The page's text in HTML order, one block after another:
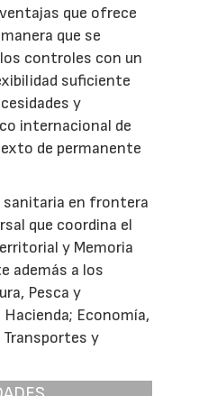
que ofrece
que se
controles con un
suficiente
y
internacional de
de permanente
sanitaria en frontera
que coordina el
y Memoria
además a los
Pesca y
Economía,
Transportes y